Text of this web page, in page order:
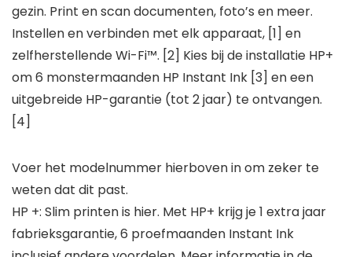
gezin. Print en scan documenten, foto’s en meer.
Instellen en verbinden met elk apparaat, [1] en
zelfherstellende Wi-Fi™. [2] Kies bij de installatie HP+
om 6 monstermaanden HP Instant Ink [3] en een
uitgebreide HP-garantie (tot 2 jaar) te ontvangen.
[4]
Voer het modelnummer hierboven in om zeker te
weten dat dit past.
HP +: Slim printen is hier. Met HP+ krijg je 1 extra jaar
fabrieksgarantie, 6 proefmaanden Instant Ink